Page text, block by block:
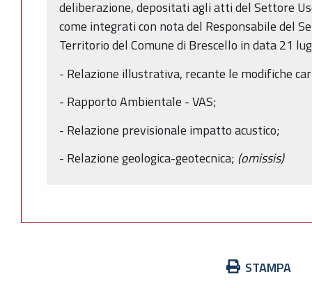
deliberazione, depositati agli atti del Settore
come integrati con nota del Responsabile del
Territorio del Comune di Brescello in data 21
- Relazione illustrativa, recante le modifiche
- Rapporto Ambientale - VAS;
- Relazione previsionale impatto acustico;
- Relazione geologica-geotecnica; (omissis)
STAMPA